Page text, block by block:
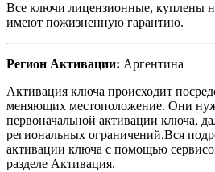
Все ключи лицензионные, куплены
имеют пожизненную гарантию.
Регион Активации: Аргентина
Активация ключа происходит
меняющих местоположение. Они
первоначальной активации ключа,
региональных ограничений.Вся
активации ключа с помощью
разделе Активация.